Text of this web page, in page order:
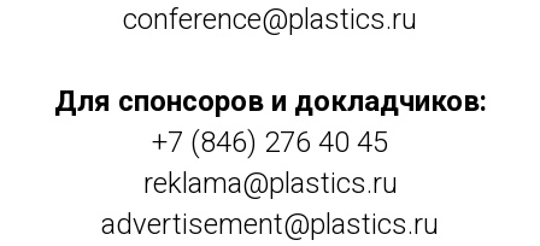
conference@plastics.ru
Для спонсоров и докладчиков:
+7 (846) 276 40 45
reklama@plastics.ru
advertisement@plastics.ru